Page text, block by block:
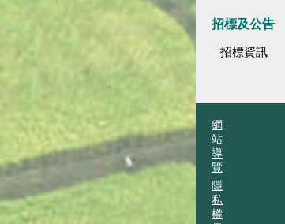
招標及公告
招標資訊
網
站
導
覽
隱
私
權